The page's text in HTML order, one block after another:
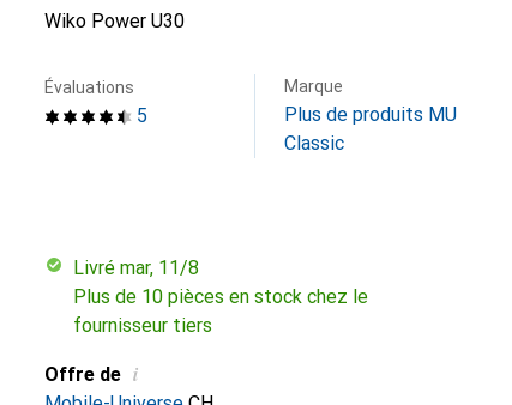
Wiko Power U30
5
Évaluations Marque
Plus de produits MU
Classic
Livré mar, 11/8
Plus de 10 pièces en stock chez le
fournisseur tiers
Offre de i